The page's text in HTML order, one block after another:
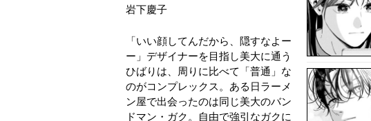
岩下慶子
「いい顔してんだから、隠すなよー
ー」デザイナーを目指し美大に通う
ひばりは、周りに比べて「普通」な
のがコンプレックス。ある日ラーメ
ン屋で出会ったのは同じ美大のバン
ドマン・ガク。自由で強引なガクに